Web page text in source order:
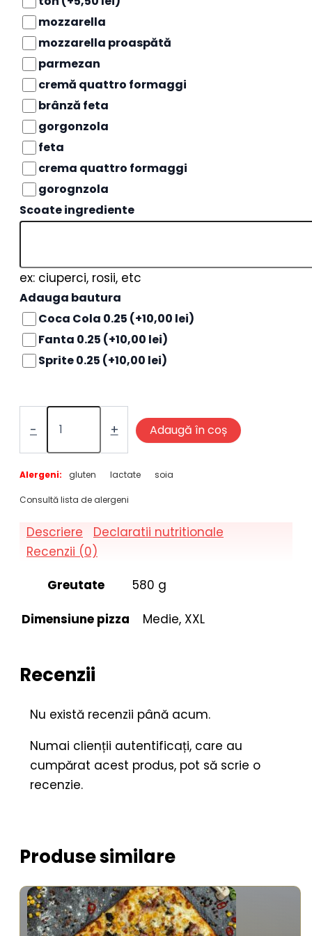
mozzarella
mozzarella proaspătă
parmezan
cremă quattro formaggi
brânză feta
gorgonzola
feta
crema quattro formaggi
gorognzola
Scoate ingrediente
ex: ciuperci, rosii, etc
Adauga bautura
Coca Cola 0.25 (+10,00 lei)
Fanta 0.25 (+10,00 lei)
Sprite 0.25 (+10,00 lei)
-
Calabria
+ Adaugă în coș
Alergeni: gluten lactate soia
Consultă lista de alergeni
Descriere
Declaratii nutritionale
Recenzii (0)
Greutate
580 g
Dimensiune pizza Medie, XXL
Recenzii
Nu există recenzii până acum.
Numai clienții autentificați, care au
cumpărat acest produs, pot să scrie o
recenzie.
Produse similare